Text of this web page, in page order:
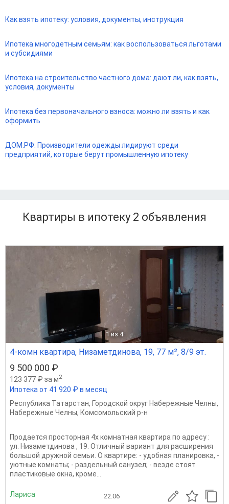
Как взять ипотеку: условия, документы, инструкция
Ипотека многодетным семьям: как воспользоваться льготами
и субсидиями
Ипотека на строительство частного дома: дают ли, как взять,
условия, документы
Ипотека без первоначального взноса: можно ли взять и как
оформить
ДОМ.РФ: Производители одежды лидируют среди
предприятий, которые берут промышленную ипотеку
Квартиры в ипотеку 2 объявления
1 из 4
4-комн квартира, Низаметдинова, 19, 77 м², 8/9 эт.
9 500 000 ₽
123 377 ₽ за м2
Ипотека от 41 920 ₽ в месяц
Республика Татарстан, Городской округ Набережные Челны,
Набережные Челны, Комсомольский р-н
Продается просторная 4х комнатная квартира по адресу :
ул. Низаметдинова , 19. Отличный вариант для расширения
большой дружной семьи. О квартире: - удобная планировка, -
уютные комнаты; - раздельный санузел; - везде стоят
пластиковые окна, кроме...
Лариса 22.06